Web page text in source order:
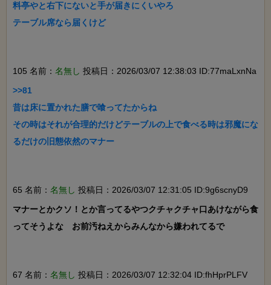
料亭やと右下にないと手が届きにくいやろ
テーブル席なら届くけど
105 名前： 名無し 投稿日：2026/03/07 12:38:03 ID:77maLxnNa
>>81
昔は床に置かれた膳で喰ってたからね
その時はそれが合理的だけどテーブルの上で食べる時は邪魔にな
るだけの旧態依然のマナー
65 名前： 名無し 投稿日：2026/03/07 12:31:05 ID:9g6scnyD9
マナーとかクソ！とか言ってるやつクチャクチャ口あけながら食
ってそうよな　お前汚ねえからみんなから嫌われてるで
67 名前： 名無し 投稿日：2026/03/07 12:32:04 ID:fhHprPLFV